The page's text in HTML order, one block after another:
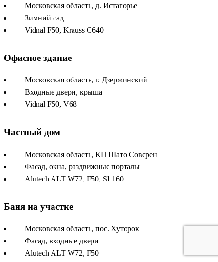
Московская область, д. Истагорье
Зимний сад
Vidnal F50, Krauss C640
Офисное здание
Московская область, г. Дзержинский
Входные двери, крыша
Vidnal F50, V68
Частный дом
Московская область, КП Шато Соверен
Фасад, окна, раздвижные порталы
Alutech ALT W72, F50, SL160
Баня на участке
Московская область, пос. Хуторок
Фасад, входные двери
Alutech ALT W72, F50